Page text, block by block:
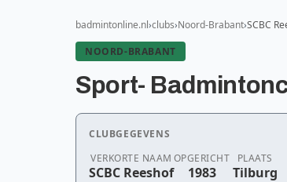
badmintonline.nl clubs Noord-Brabant SCBC
NOORD-BRABANT
Sport-
CLUBGEGEVENS
VERKORTE NAAM
SCBC Reeshof
OPGERICHT
1983
PLAATS
Tilburg